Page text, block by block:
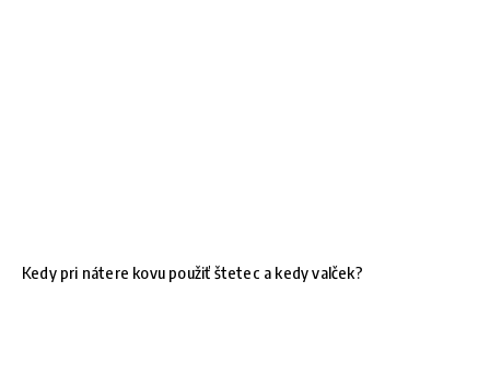
Kedy pri nátere kovu použiť štetec a kedy valček?